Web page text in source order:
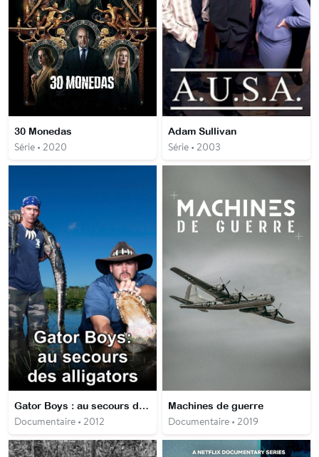
30 Monedas
Série • 2020
Adam Sullivan
Série • 2003
Gator Boys : au secours des alligators
Documentaire • 2012
Machines de guerre
Documentaire • 2019